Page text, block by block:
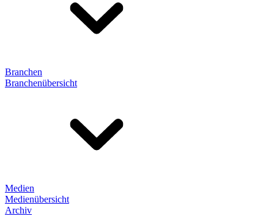
Branchen
Branchenübersicht
Medien
Medienübersicht
Archiv